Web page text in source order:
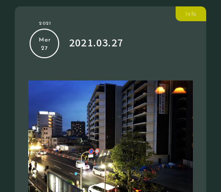
Info
2021
Mar
27
2021.03.27